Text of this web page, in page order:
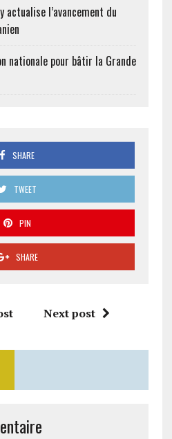
actualise l’avancement du
nationale pour bâtir la Grande
SHARE
TWEET
PIN
SHARE
Next post